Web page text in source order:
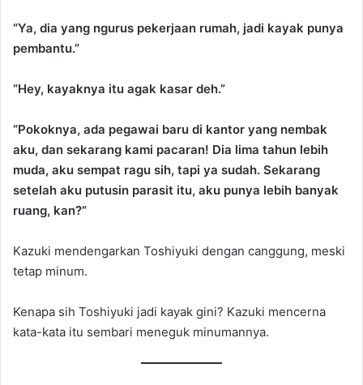
“Ya, dia yang ngurus pekerjaan rumah, jadi kayak punya
pembantu.”
“Hey, kayaknya itu agak kasar deh.”
“Pokoknya, ada pegawai baru di kantor yang nembak
aku, dan sekarang kami pacaran! Dia lima tahun lebih
muda, aku sempat ragu sih, tapi ya sudah. Sekarang
setelah aku putusin parasit itu, aku punya lebih banyak
ruang, kan?”
Kazuki mendengarkan Toshiyuki dengan canggung, meski
tetap minum.
Kenapa sih Toshiyuki jadi kayak gini? Kazuki mencerna
kata-kata itu sembari meneguk minumannya.